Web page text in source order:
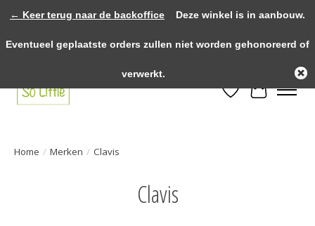
vanaf €75,- binnen NL! >>>> Fysieke winkel in Heythuysen!
Verlanglijst
Home / Merken / Clavis
Clavis
← Keer terug naar de backoffice Deze winkel is in aanbouw.
Eventueel geplaatste orders zullen niet worden gehonoreerd of
verwerkt.